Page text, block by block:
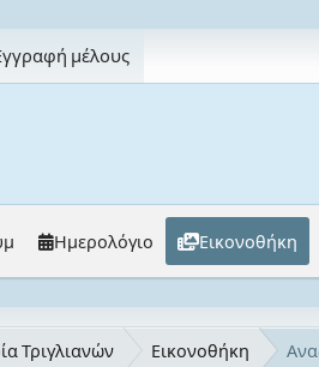
μέλους
Ημερολόγιο Εικονοθήκη
Τριγλιανών Εικονοθήκη